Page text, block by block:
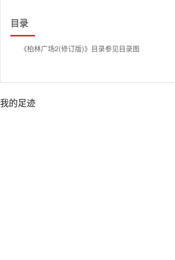
目录
《柏林广场2(修订版)》目录参见目录图
我的足迹